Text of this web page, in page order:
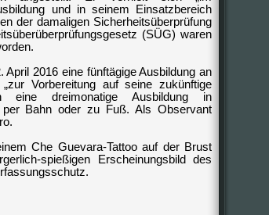
und in seinem Einsatzbereich
der damaligen Sicherheitsüberprüfung
(SÜG) waren
2016 eine fünftägige Ausbildung an
Vorbereitung auf seine zukünftige
eine dreimonatige Ausbildung in
Bahn oder zu Fuß. Als Observant
Che Guevara-Tattoo auf der Brust
spießigen Erscheinungsbild des